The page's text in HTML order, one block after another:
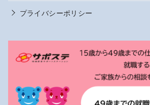
プライバシーポリシー